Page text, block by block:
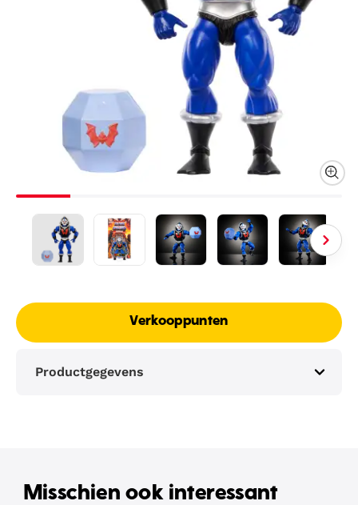
Verkooppunten
Productgegevens
Misschien ook interessant